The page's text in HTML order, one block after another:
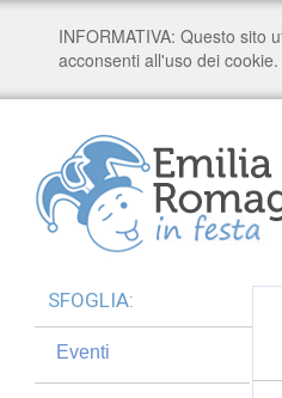
SFOGLIA:
Eventi